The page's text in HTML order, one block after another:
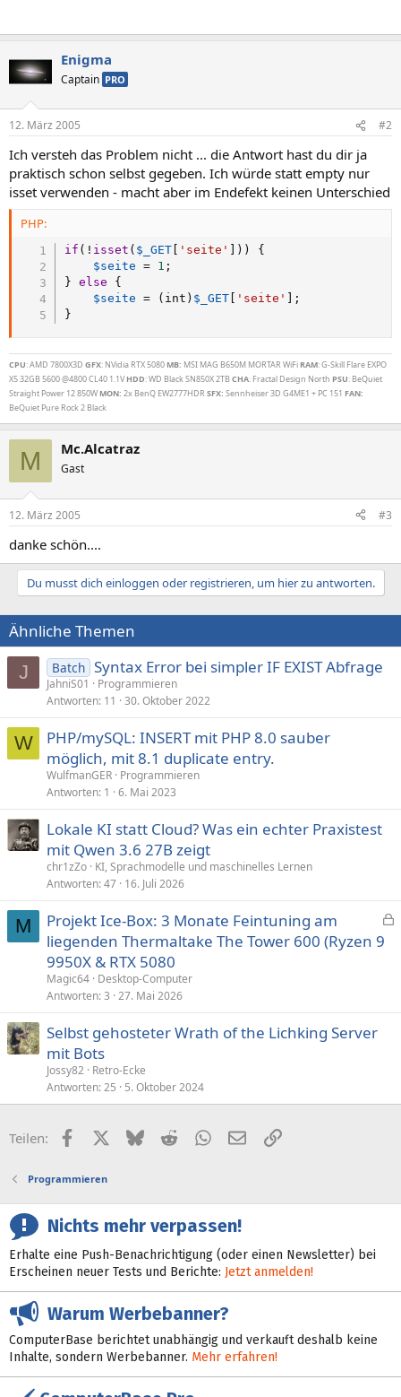
Enigma
Captain PRO
12. März 2005 #2
Ich versteh das Problem nicht ... die Antwort hast du dir ja
praktisch schon selbst gegeben. Ich würde statt empty nur
isset verwenden - macht aber im Endefekt keinen Unterschied
PHP:
if ( ! isset ( $_GET [ 'seite' ] ) )
{
$seite
= 1 ;
}
else
{
$seite
= ( int ) $_GET [ 'seite' ] ;
}
CPU: AMD 7800X3D GFX: NVidia RTX 5080 MB: MSI MAG B650M MORTAR WiFi RAM: G-Skill Flare EXPO
X5 32GB 5600 @4800 CL40 1.1VHDD: WD Black SN850X 2TBCHA: Fractal Design North PSU: BeQuiet
Straight Power 12 850W MON: 2x BenQ EW2777HDRSFX: Sennheiser 3D G4ME1 + PC 151 FAN:
BeQuiet Pure Rock 2 Black
M Mc.Alcatraz
Gast
12. März 2005 #3
danke schön....
Du musst dich einloggen oder registrieren, um hier zu antworten.
Ähnliche Themen
J Batch Syntax Error bei simpler IF EXIST Abfrage
JahniS01
Programmieren
Antworten 11 30. Oktober 2022
W
PHP/mySQL: INSERT mit PHP 8.0 sauber
möglich, mit 8.1 duplicate entry.
WulfmanGER Programmieren
Antworten 1 6. Mai 2023
Lokale KI statt Cloud? Was ein echter Praxistest
mit Qwen 3.6 27B zeigt
chr1zZo KI, Sprachmodelle und maschinelles Lernen
Antworten 47 16. Juli 2026
M
r
Projekt Ice-Box: 3 Monate Feintuning am
liegenden Thermaltake The Tower 600 (Ryzen 9
9950X & RTX 5080
Magic64 Desktop-Computer
Antworten 3 27. Mai 2026
Selbst gehosteter Wrath of the Lichking Server
mit Bots
Jossy82 Retro-Ecke
Antworten 25 5. Oktober 2024
Teilen: FacebookX (Twitter)
BlueskyRedditWhatsApp
E-MailLink
Programmieren
Nichts mehr verpassen!
Erhalte eine Push-Benachrichtigung (oder einen Newsletter) bei
Erscheinen neuer Tests und Berichte: Jetzt anmelden!
Warum Werbebanner?
ComputerBase berichtet unabhängig und verkauft deshalb keine
Inhalte, sondern Werbebanner. Mehr erfahren!